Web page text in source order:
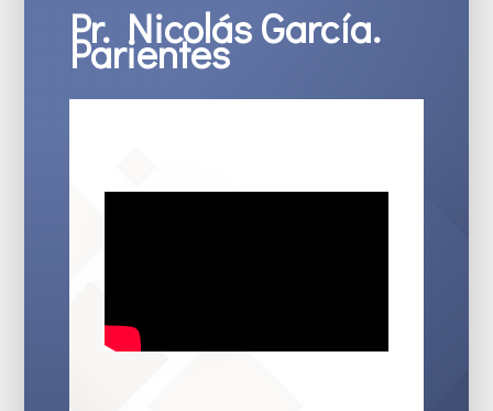
Pr. Nicolás García.
Parientes